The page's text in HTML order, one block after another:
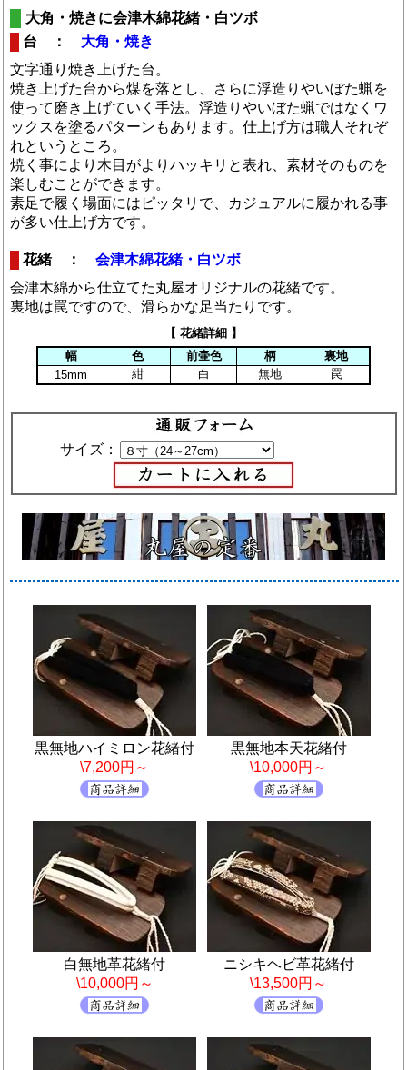
大角・焼きに会津木綿花緒・白ツボ
台 ： 大角・焼き
文字通り焼き上げた台。
焼き上げた台から煤を落とし、さらに浮造りやいぼた蝋を
使って磨き上げていく手法。浮造りやいぼた蝋ではなくワ
ックスを塗るパターンもあります。仕上げ方は職人それぞ
れというところ。
焼く事により木目がよりハッキリと表れ、素材そのものを
楽しむことができます。
素足で履く場面にはピッタリで、カジュアルに履かれる事
が多い仕上げ方です。
花緒 ：会津木綿花緒・白ツボ
会津木綿から仕立てた丸屋オリジナルの花緒です。
裏地は罠ですので、滑らかな足当たりです。
【 花緒詳細 】
幅
色 前壷色 柄
裏地
15mm
紺 白 無地 罠
サイズ：
黒無地ハイミロン花緒付
\7,200円～
黒無地本天花緒付
\10,000円～
白無地革花緒付
\10,000円～
ニシキヘビ革花緒付
\13,500円～